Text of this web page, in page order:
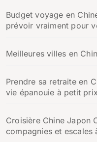
Budget voyage en
prévoir vraiment pour
Meilleures villes en
Prendre sa retraite en
vie épanouie à petit prix
Croisière Chine Japon
compagnies et escales